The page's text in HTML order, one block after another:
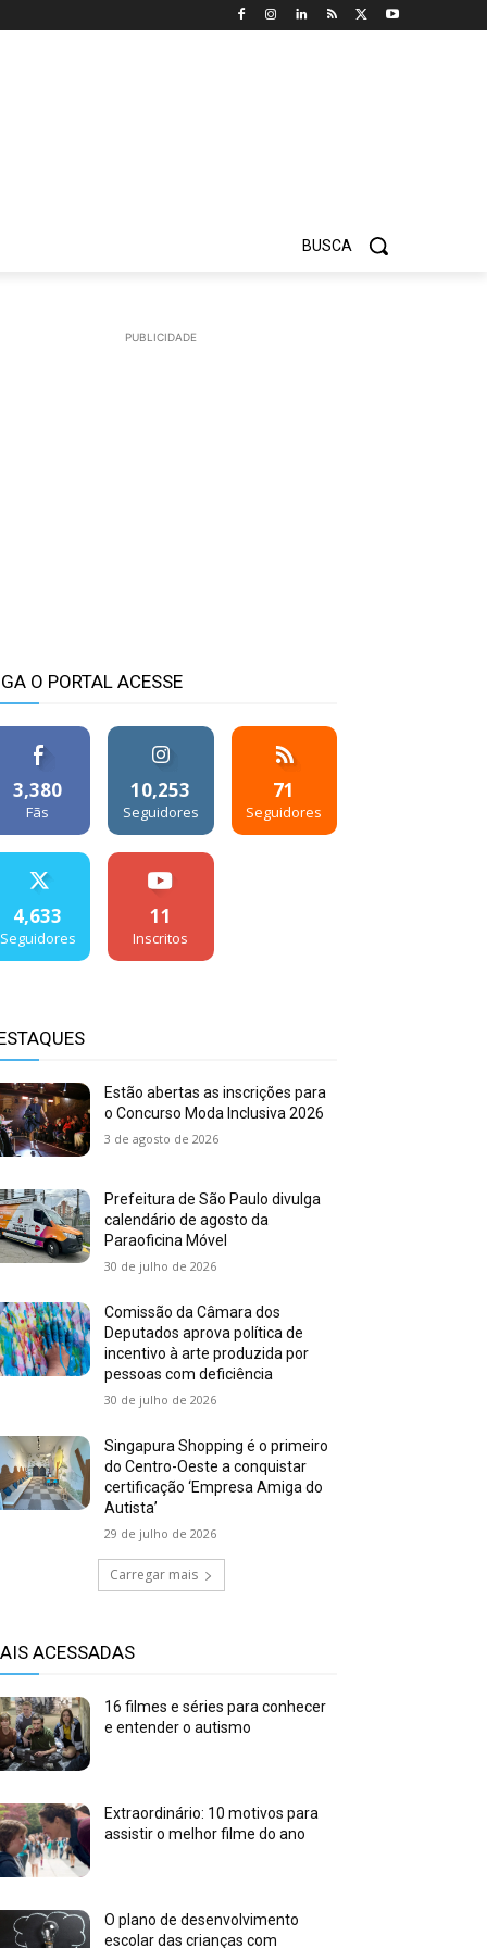
BUSCA
PUBLICIDADE
O PORTAL ACESSE
3,380
Fãs
10,253
Seguidores
71
Seguidores
4,633
Seguidores
11
Inscritos
Estão abertas as inscrições para
o Concurso Moda Inclusiva 2026
3 de agosto de 2026
Prefeitura de São Paulo divulga
calendário de agosto da
Paraoficina Móvel
30 de julho de 2026
Comissão da Câmara dos
Deputados aprova política de
incentivo à arte produzida por
pessoas com deficiência
30 de julho de 2026
Singapura Shopping é o primeiro
do Centro-Oeste a conquistar
certificação ‘Empresa Amiga do
Autista’
29 de julho de 2026
Carregar mais
ACESSADAS
16 filmes e séries para conhecer
e entender o autismo
Extraordinário: 10 motivos para
assistir o melhor filme do ano
O plano de desenvolvimento
escolar das crianças com